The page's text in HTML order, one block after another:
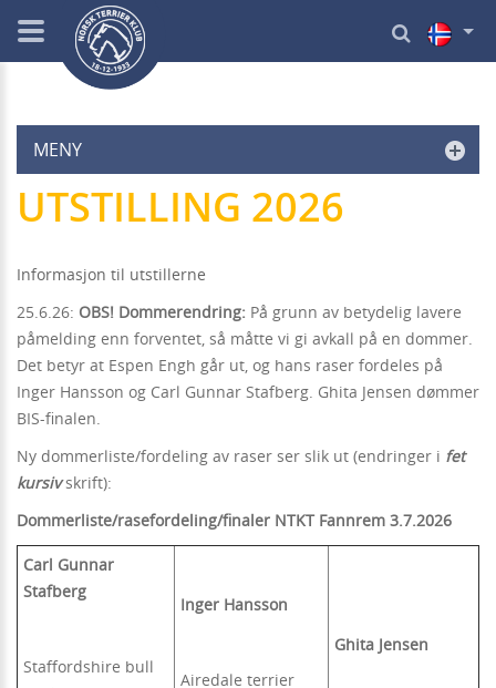
MENY
UTSTILLING 2026
Informasjon til utstillerne
25.6.26: OBS! Dommerendring: På grunn av betydelig lavere
påmelding enn forventet, så måtte vi gi avkall på en dommer.
Det betyr at Espen Engh går ut, og hans raser fordeles på
Inger Hansson og Carl Gunnar Stafberg. Ghita Jensen dømmer
BIS-finalen.
Ny dommerliste/fordeling av raser ser slik ut (endringer i fet
kursivskrift):
Dommerliste/rasefordeling/finaler NTKT Fannrem 3.7.2026
Carl Gunnar
Stafberg
Staffordshire bull
Inger Hansson
Airedale terrier
Ghita Jensen